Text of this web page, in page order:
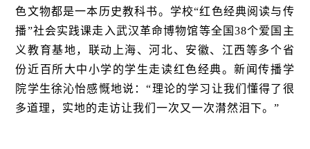
色文物都是一本历史教科书。学校“红色经典阅读与传
播”社会实践课走入武汉革命博物馆等全国38个爱国主
义教育基地，联动上海、河北、安徽、江西等多个省
份近百所大中小学的学生走读红色经典。新闻传播学
院学生徐沁怡感慨地说：“理论的学习让我们懂得了很
多道理，实地的走访让我们一次又一次潸然泪下。”